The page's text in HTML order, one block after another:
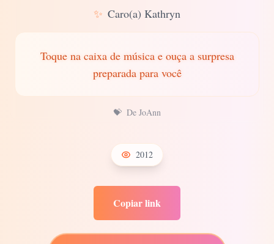
✨ Caro(a) Kathryn
Toque na caixa de música e ouça a surpresa
preparada para você
💝 De JoAnn
2012
Copiar link